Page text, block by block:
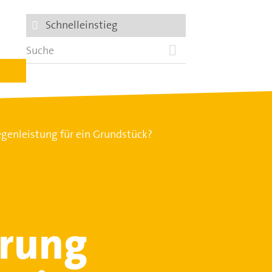
Schnelleinstieg
für ein Grundstück?